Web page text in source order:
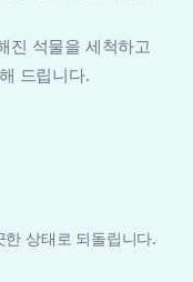
진 석물을 세척하고
드립니다.
상태로 되돌립니다.